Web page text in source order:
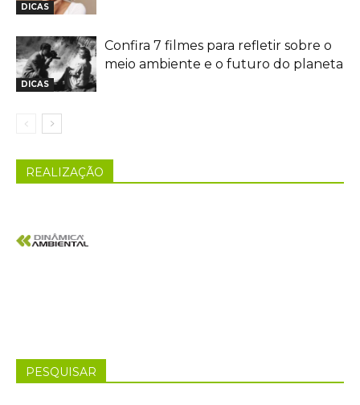
DICAS
DICAS
Confira 7 filmes para refletir sobre o
meio ambiente e o futuro do planeta
REALIZAÇÃO
PESQUISAR